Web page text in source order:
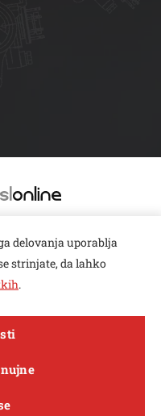
delovanja uporablja
strinjate, da lahko
.